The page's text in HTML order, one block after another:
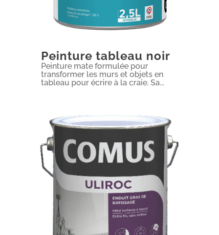
Peinture tableau noir
Peinture mate formulée pour
transformer les murs et objets en
tableau pour écrire à la craie. Sa...